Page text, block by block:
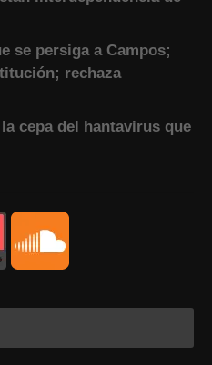
se persiga a Campos;
rechaza
cepa del hantavirus que